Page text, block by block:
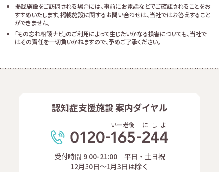
掲載施設をご訪問される場合には、事前にお電話などでご確認されることをお
すすめいたします。掲載施設に関するお問い合わせは、当社ではお答えすること
ができません。
「もの忘れ相談ナビ」のご利用によって生じたいかなる損害についても、当社で
はその責任を一切負いかねますので、予めご了承ください。
認知症支援施設 案内ダイヤル
いー老後 に し よ
受付時間 9:00-21:00 平日・土日祝
12月30日～1月3日は除く